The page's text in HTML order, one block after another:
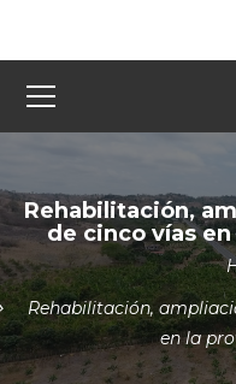
Rehabilitación,
de cinco vías
Rehabilitación,
en la